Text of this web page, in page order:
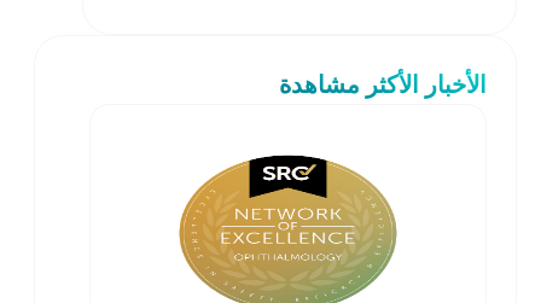
الأخبار الأكثر مشاهدة